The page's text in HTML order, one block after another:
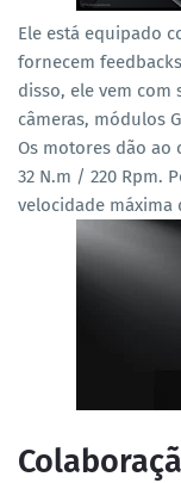
Ele está equipado
fornecem
disso, ele vem com
câmeras, módulos
Os motores dão
32 N.m / 220 Rpm.
velocidade máxima